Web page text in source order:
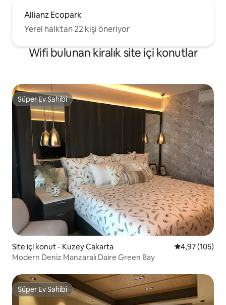
Allianz Ecopark
Yerel halktan 22 kişi öneriyor
Wifi bulunan kiralık site içi konutlar
Süper Ev Sahibi
Süper Ev Sahibi
Site içi konut - Kuzey Cakarta 5 üzerinden
4,97 (105)
Modern Deniz Manzaralı Daire Green Bay
Süper Ev Sahibi
Süper Ev Sahibi